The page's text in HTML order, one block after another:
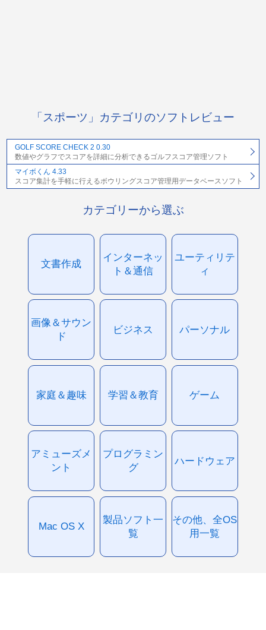
「スポーツ」カテゴリのソフトレビュー
GOLF SCORE CHECK 2 0.30
数値やグラフでスコアを詳細に分析できるゴルフスコア管理ソフト
マイボくん 4.33
スコア集計を手軽に行えるボウリングスコア管理用データベースソフト
カテゴリーから選ぶ
文書作成
インターネッ
ト＆通信
ユーティリテ
ィ
画像＆サウン
ド
ビジネス パーソナル
家庭＆趣味 学習＆教育 ゲーム
アミューズメ
ント
プログラミン
グ
ハードウェア
Mac OS X
製品ソフト一
覧
その他、全OS
用一覧